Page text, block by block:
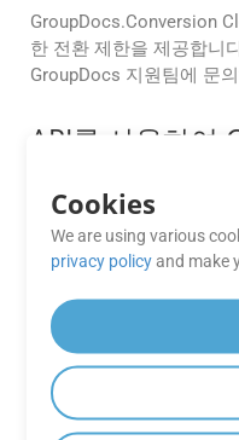
GroupDocs.Conversion
한 전환 제한을 제공합니
GroupDocs 지원팀에 문
API를 사용하여
네.
기능을 지원합니다. 이를
이아웃 정확성을 확인하
프로세스는 얼
GroupDocs.Conversion
Cookies
We are using various
privacy policyand make